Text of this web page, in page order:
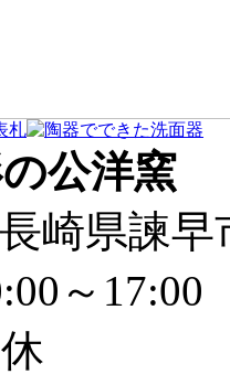
の公洋窯
崎県諫早
～17:00